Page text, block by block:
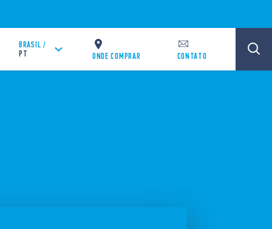
BRASIL /
PT
ONDE COMPRAR CONTATO